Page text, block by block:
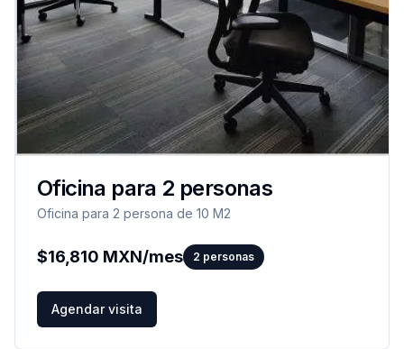
Oficina para 2 personas
Oficina para 2 persona de 10 M2
$16,810 MXN/mes 2 personas
Agendar visita